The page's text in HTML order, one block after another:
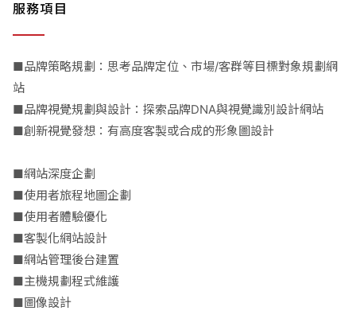
服務項目
■品牌策略規劃：思考品牌定位、市場/客群等目標對象規劃網
站
■品牌視覺規劃與設計：探索品牌DNA與視覺識別設計網站
■創新視覺發想：有高度客製或合成的形象圖設計
■網站深度企劃
■使用者旅程地圖企劃
■使用者體驗優化
■客製化網站設計
■網站管理後台建置
■主機規劃程式維護
■圖像設計